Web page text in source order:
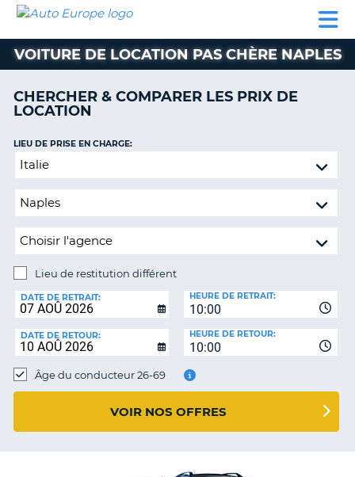
LOCATION
VOITURE
CLIENT
AUTO
EUROPE
LOCATION
VOITURE
MOTORHOMES
PARTENAIRES
CLIENT
MON
GÉRER
RÉSERVATION
SUISSE
LANGUE
VOITURE DE LOCATION PAS CHÈRE NAPLES
CHERCHER & COMPARER LES PRIX DE
LOCATION
Lieu
restitution
différent
LIEU DE PRISE EN CHARGE:
Lieu de restitution différent
DE
RESTITUTION:
DATE DE RETRAIT:
10:00
HEURE DE RETRAIT:
DATE DE RETOUR:
10:00
HEURE DE RETOUR:
Âge du conducteur 26-69
VOIR NOS OFFRES